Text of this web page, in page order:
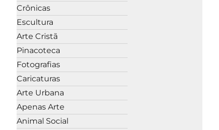
Crônicas
Escultura
Arte Cristã
Pinacoteca
Fotografias
Caricaturas
Arte Urbana
Apenas Arte
Animal Social